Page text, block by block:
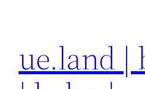
ue.land |